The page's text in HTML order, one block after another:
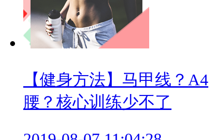
【健身方法】马甲线？A4
腰？核心训练少不了